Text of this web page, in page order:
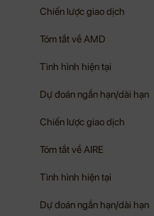
Chiến lược giao dịch
Tóm tắt về AMD
Tình hình hiện tại
Dự đoán ngắn hạn/dài hạn
Chiến lược giao dịch
Tóm tắt về AIRE
Tình hình hiện tại
Dự đoán ngắn hạn/dài hạn